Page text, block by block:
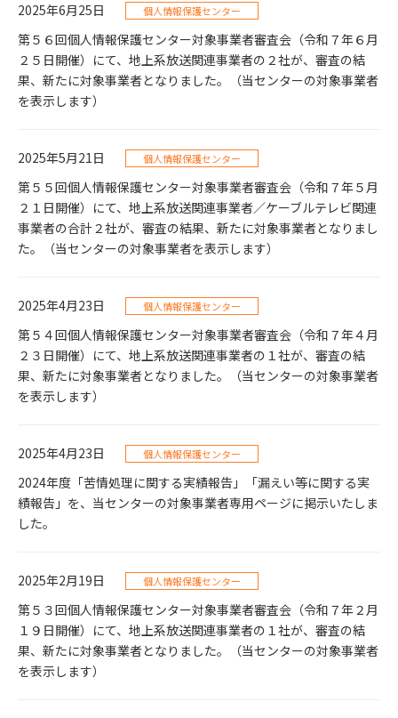
2025年6月25日 個人情報保護センター
第５６回個人情報保護センター対象事業者審査会（令和７年６月
２５日開催）にて、地上系放送関連事業者の２社が、審査の結
果、新たに対象事業者となりました。（当センターの対象事業者
を表示します）
2025年5月21日 個人情報保護センター
第５５回個人情報保護センター対象事業者審査会（令和７年５月
２１日開催）にて、地上系放送関連事業者／ケーブルテレビ関連
事業者の合計２社が、審査の結果、新たに対象事業者となりまし
た。（当センターの対象事業者を表示します）
2025年4月23日 個人情報保護センター
第５４回個人情報保護センター対象事業者審査会（令和７年４月
２３日開催）にて、地上系放送関連事業者の１社が、審査の結
果、新たに対象事業者となりました。（当センターの対象事業者
を表示します）
2025年4月23日 個人情報保護センター
2024年度「苦情処理に関する実績報告」「漏えい等に関する実
績報告」を、当センターの対象事業者専用ページに掲示いたしま
した。
2025年2月19日 個人情報保護センター
第５３回個人情報保護センター対象事業者審査会（令和７年２月
１９日開催）にて、地上系放送関連事業者の１社が、審査の結
果、新たに対象事業者となりました。（当センターの対象事業者
を表示します）